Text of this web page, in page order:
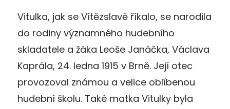
Vitulka, jak se Vítězslavě říkalo, se narodila
do rodiny významného hudebního
skladatele a žáka Leoše Janáčka, Václava
Kaprála, 24. ledna 1915 v Brně. Její otec
provozoval známou a velice oblíbenou
hudební školu. Také matka Vitulky byla